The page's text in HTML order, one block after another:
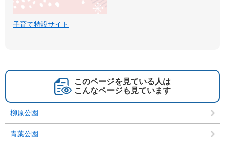
子育て特設サイト
このページを見ている人は
こんなページも見ています
柳原公園
青葉公園